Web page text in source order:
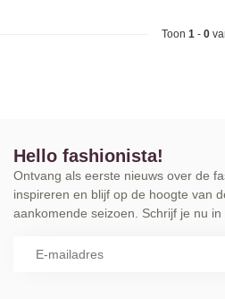
Toon 1- 0
Hello fashionista!
Ontvang als eerste nieuws over de
inspireren en blijf op de hoogte van
aankomende seizoen. Schrijf je nu in